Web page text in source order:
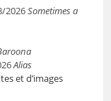
2026Sometimes a
Alias
et d’images